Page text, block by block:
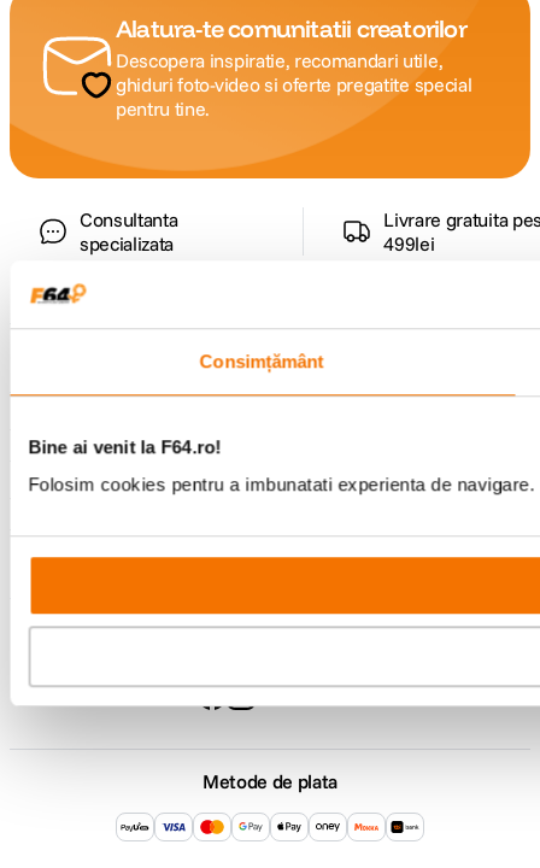
Consimțământ
Bine ai venit la F64.ro!
Folosim cookies pentru a imbunatati experienta de
DIMENSIUNE / GREUTATE:
Dimensiuni 121,5 mm x 83,6 mm x 49,5 mm
Greutate
Alatura-te comunitatii creatorilor
Descopera inspiratie, recomandari utile,
ghiduri foto-video si oferte pregatite special
pentru tine.
Consultanta
specializata
Livrare gratuita
499lei
Service si garantii
F64 Studio
Metode de plata